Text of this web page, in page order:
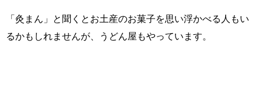
「灸まん」と聞くとお土産のお菓子を思い浮かべる人もい
るかもしれませんが、うどん屋もやっています。